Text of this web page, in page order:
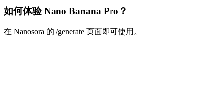
如何体验 Nano Banana Pro？
在 Nanosora 的 /generate 页面即可使用。